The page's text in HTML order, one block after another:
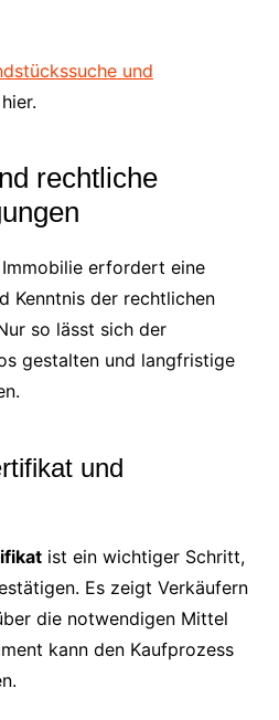
und
rechtliche
erfordert eine
Kenntnis der rechtlichen
so lässt sich der
gestalten und langfristige
und
ist ein wichtiger Schritt,
Es zeigt Verkäufern
die notwendigen Mittel
kann den Kaufprozess